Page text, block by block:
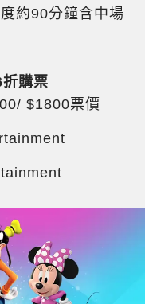
約90分鐘含中場
購票
$1800票價